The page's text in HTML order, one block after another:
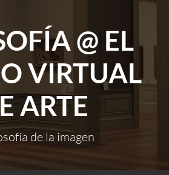
@ EL
VIRTUAL
ARTE
de la imagen